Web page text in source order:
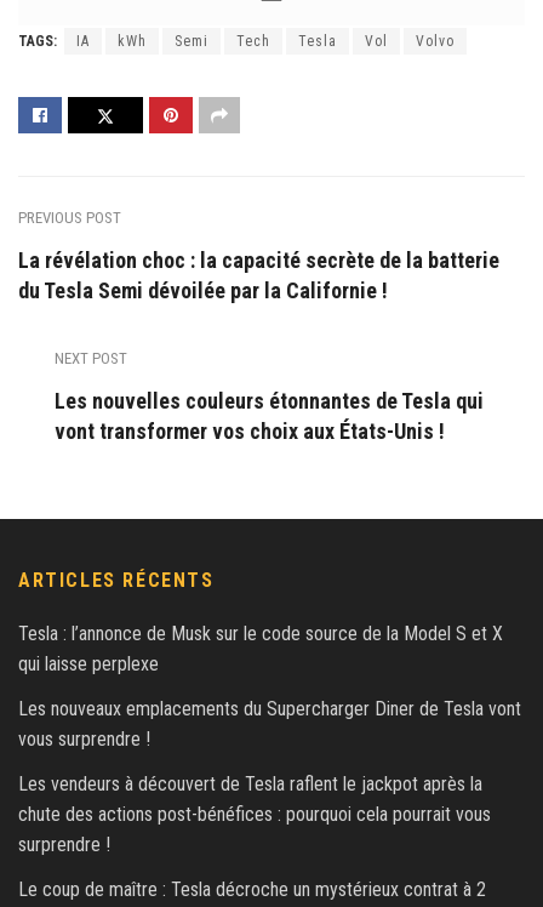
TAGS: IA kWh Semi Tech Tesla Vol Volvo
PREVIOUS POST
La révélation choc : la capacité secrète de la batterie
du Tesla Semi dévoilée par la Californie !
NEXT POST
Les nouvelles couleurs étonnantes de Tesla qui
vont transformer vos choix aux États-Unis !
ARTICLES RÉCENTS
Tesla : l’annonce de Musk sur le code source de la Model S et X
qui laisse perplexe
Les nouveaux emplacements du Supercharger Diner de Tesla vont
vous surprendre !
Les vendeurs à découvert de Tesla raflent le jackpot après la
chute des actions post-bénéfices : pourquoi cela pourrait vous
surprendre !
Le coup de maître : Tesla décroche un mystérieux contrat à 2